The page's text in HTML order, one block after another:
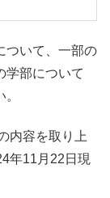
ついて、一部の
学部について
内容を取り上
年11月22日現